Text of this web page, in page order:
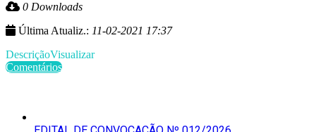
0 Downloads
Última Atualiz.: 11-02-2021 17:37
DescriçãoVisualizar
Comentários